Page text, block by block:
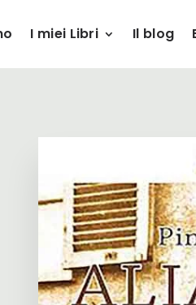
I miei Libri Il blog